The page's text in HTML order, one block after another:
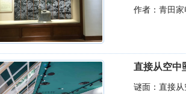
作者：青田
直接从空中
谜面：直接